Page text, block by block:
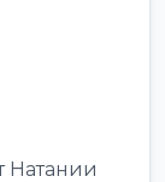
Натании